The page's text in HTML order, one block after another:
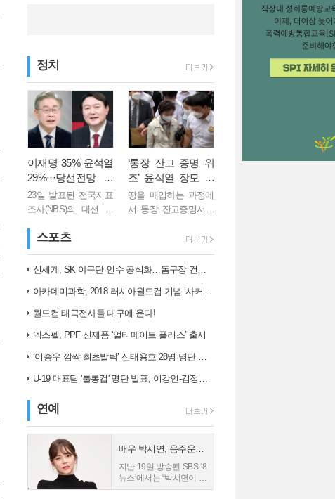
정치
이재명 35% 윤석열
29%···당선전망 이
재명 41%, 윤석열 3
2%
23일 발표된 전국지표
조사(NBS)의 대선 후
서 이재명 더불어민주
당 후보는 35%, 윤석
열 국민의힘 후보는
는 오차 범위(6....
‘통장 잔고 증명 위
조’ 윤석열 장모 징
역 1년
땅을 매입하는 과정에
서 통장 잔고증명서를
윤석열 국민의힘 대선
(75)가 징역 1년을 선고
사8단독 박세황 판사...
스포츠
월드컵 태극전사들 대구에 온다!
엑스펠, PPF 신제품 ‘얼티메이트 플러스’ 출시
연예
배우 박시연, 음주운전 입건
지난 19일 방송된 SBS ‘8
뉴스’에서는 “박시연이 지
난 17일 오전 11시 30분